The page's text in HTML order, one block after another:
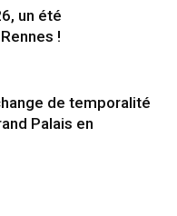
un été
!
de temporalité
Palais en